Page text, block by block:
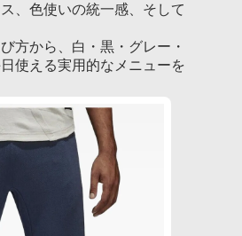
、色使いの統一感、そして
方から、白・黒・グレー・
使える実用的なメニューを